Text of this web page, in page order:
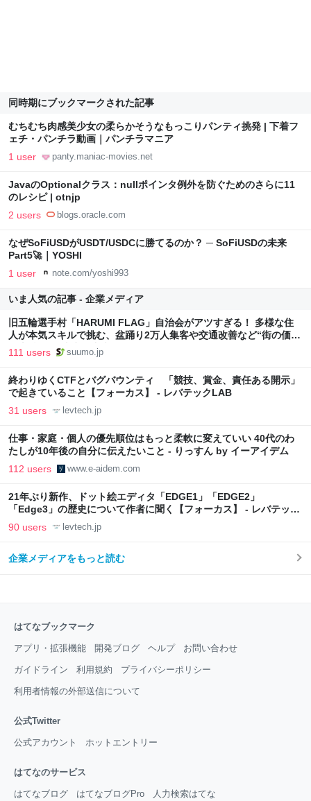
同時期にブックマークされた記事
むちむち肉感美少女の柔らかそうなもっこりパンティ挑発 | 下着フ
ェチ・パンチラ動画｜パンチラマニア
1 user panty.maniac-movies.net
JavaのOptionalクラス：nullポインタ例外を防ぐためのさらに11
のレシピ | otnjp
2 users blogs.oracle.com
なぜSoFiUSDがUSDT/USDCに勝てるのか？ ─ SoFiUSDの未来
Part5🚀｜YOSHI
1 user note.com/yoshi993
いま人気の記事 - 企業メディア
旧五輪選手村「HARUMI FLAG」自治会がアツすぎる！ 多様な住
人が本気スキルで挑む、盆踊り2万人集客や交通改善など“街の価値
向上”戦略 東京・中央区
111 users suumo.jp
終わりゆくCTFとバグバウンティ 「競技、賞金、責任ある開示」
で起きていること【フォーカス】 - レバテックLAB
31 users levtech.jp
仕事・家庭・個人の優先順位はもっと柔軟に変えていい 40代のわ
たしが10年後の自分に伝えたいこと - りっすん by イーアイデム
112 users www.e-aidem.com
21年ぶり新作、ドット絵エディタ「EDGE1」「EDGE2」
「Edge3」の歴史について作者に聞く【フォーカス】 - レバテック
LAB
90 users levtech.jp
企業メディアをもっと読む
はてなブックマーク
アプリ・拡張機能 開発ブログ ヘルプ お問い合わせ
ガイドライン 利用規約 プライバシーポリシー
利用者情報の外部送信について
公式Twitter
公式アカウント ホットエントリー
はてなのサービス
はてなブログ はてなブログPro 人力検索はてな